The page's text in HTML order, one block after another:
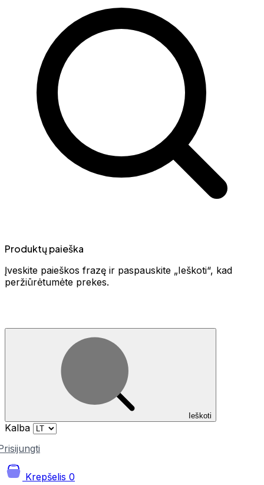
Produktų paieška
Įveskite paieškos frazę ir paspauskite „Ieškoti“, kad
peržiūrėtumėte prekes.
Ieškoti
Kalba
Krepšelis 0